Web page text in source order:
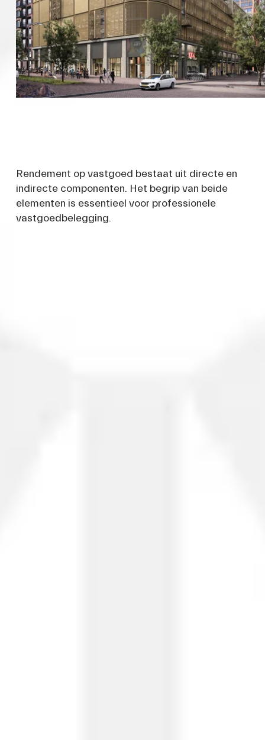
Rendement op vastgoed bestaat uit directe en
indirecte componenten. Het begrip van beide
elementen is essentieel voor professionele
vastgoedbelegging.